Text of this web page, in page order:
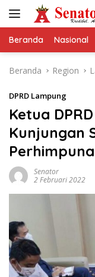
Beranda Nasional
Beranda Region
DPRD Lampung
Ketua
Kunjungan
Senator
2 Februari 2022